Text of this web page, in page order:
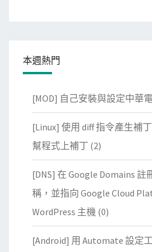
本週熱門
[MOD] 自己安裝與設定中華
[Linux] 使用 diff 指令產生補
幫程式上補丁 (2)
[DNS] 在 Google Domains 註
稱，並指向 Google Cloud
WordPress 主機 (0)
[Android] 用 Automate 設定